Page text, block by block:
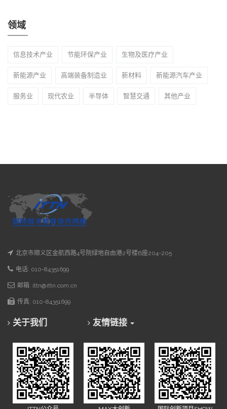
领域
信息技术产业 节能环保产业 生物及医疗产业
新能源产业 高端装备制造业 新材料 新能源汽车产业
服务业 现代农业 半导体 智慧交通 其他产业
北京市顺义区金航西路4号院绿地自由港2号楼B座204-205
电话: 010-84351699
邮箱: ittn@ittn.com.cn
传真: 010-84351699
关于我们 友情链接